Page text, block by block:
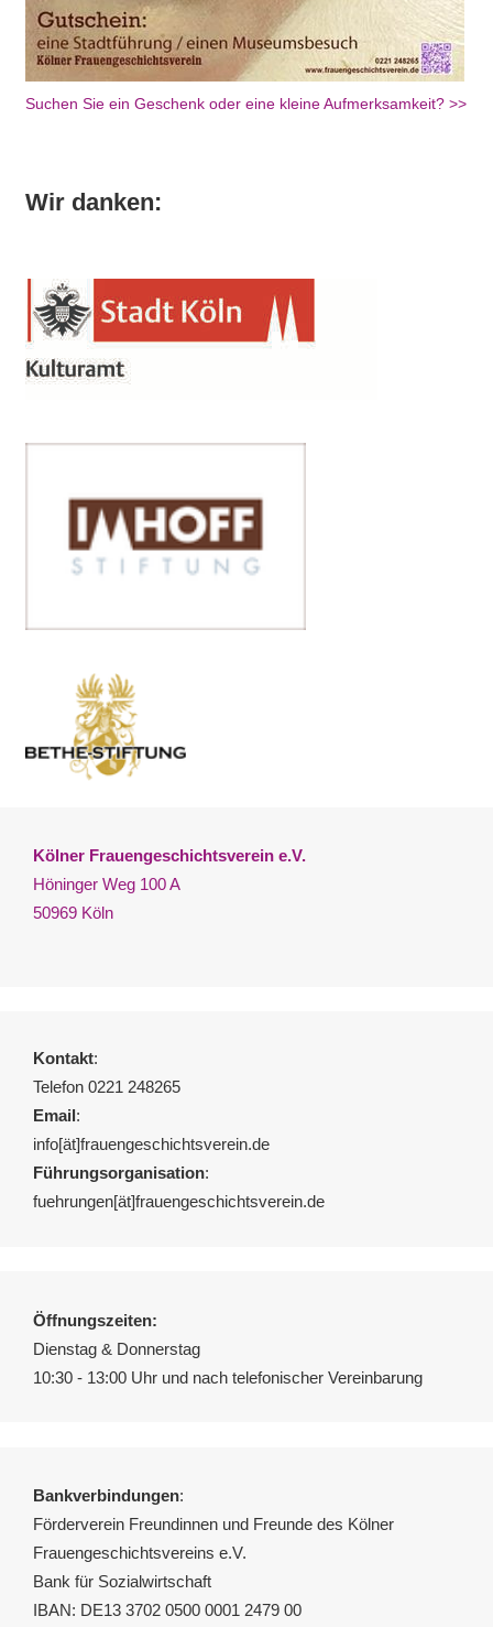
Suchen Sie ein Geschenk oder eine kleine Aufmerksamkeit? >>
Wir danken:
Kölner Frauengeschichtsverein e.V.
Höninger Weg 100 A
50969 Köln
Kontakt:
Telefon 0221 248265
Email:
info[ät]frauengeschichtsverein.de
Führungsorganisation:
fuehrungen[ät]frauengeschichtsverein.de
Öffnungszeiten:
Dienstag & Donnerstag
10:30 - 13:00 Uhr und nach telefonischer Vereinbarung
Bankverbindungen:
Förderverein Freundinnen und Freunde des Kölner
Frauengeschichtsvereins e.V.
Bank für Sozialwirtschaft
IBAN: DE13 3702 0500 0001 2479 00